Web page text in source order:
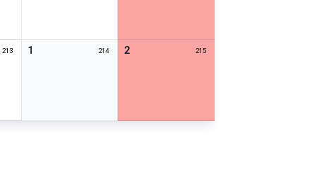
213 1 214 2 215